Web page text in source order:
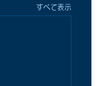
すべて表示